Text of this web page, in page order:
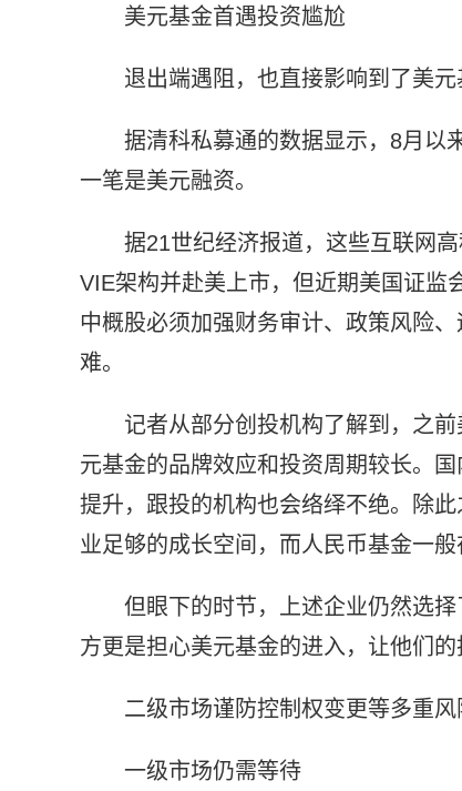
美元基金首遇投资尴尬
退出端遇阻，也直接影响到了美元
据清科私募通的数据显示，8月以
一笔是美元融资。
据21世纪经济报道，这些互联网
VIE架构并赴美上市，但近期美国证监
中概股必须加强财务审计、政策风险
难。
记者从部分创投机构了解到，之
元基金的品牌效应和投资周期较长。
提升，跟投的机构也会络绎不绝。除
业足够的成长空间，而人民币基金一
但眼下的时节，上述企业仍然选
方更是担心美元基金的进入，让他们的
二级市场谨防控制权变更等多重风
一级市场仍需等待